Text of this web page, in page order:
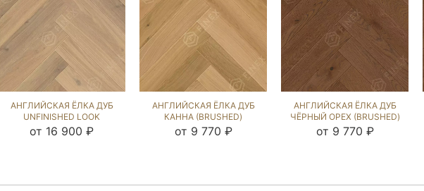
АНГЛИЙСКАЯ ЁЛКА ДУБ
UNFINISHED LOOK
(BRUSHED) 213884
от 16 900 ₽
АНГЛИЙСКАЯ ЁЛКА ДУБ
КАННА (BRUSHED)
143264
от 9 770 ₽
АНГЛИЙСКАЯ ЁЛКА ДУБ
ЧЁРНЫЙ ОРЕХ (BRUSHED)
143067
от 9 770 ₽